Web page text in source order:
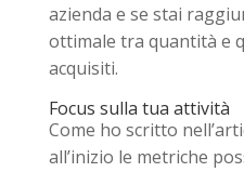
azienda e se stai
ottimale tra quantità e
acquisiti.
Focus sulla tua attività
Come ho scritto
all’inizio le metriche